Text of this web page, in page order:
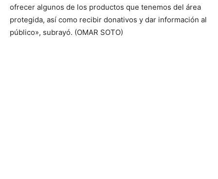
ofrecer algunos de los productos que tenemos del área
protegida, así como recibir donativos y dar información al
público», subrayó. (OMAR SOTO)